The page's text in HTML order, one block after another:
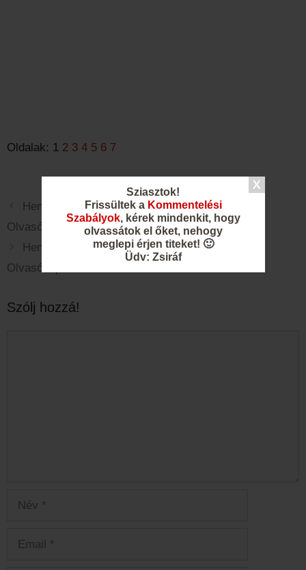
Sziasztok!
Frissültek a Kommentelési
Szabályok, kérek mindenkit, hogy
olvassátok el őket, nehogy
meglepi érjen titeket! 🙂
Üdv: Zsiráf
Oldalak: 1 2 3 4 5 6 7
Henrik Ibsen – A vadkacsa – 2. felvonás –
Olvasónapló
Henrik Ibsen – A vadkacsa – 4. felvonás –
Olvasónapló
Szólj hozzá!